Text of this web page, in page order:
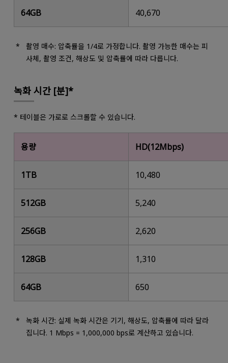
64GB 40,670
촬영 매수: 압축률을 1/4로 가정합니다. 촬영 가능한 매수는 피
사체, 촬영 조건, 해상도 및 압축률에 따라 다릅니다.
녹화 시간 [분]*
* 테이블은 가로로 스크롤할 수 있습니다.
용량 HD(12Mbps)
1TB 10,480
512GB 5,240
256GB 2,620
128GB 1,310
64GB 650
녹화 시간: 실제 녹화 시간은 기기, 해상도, 압축률에 따라 달라
집니다. 1 Mbps = 1,000,000 bps로 계산하고 있습니다.